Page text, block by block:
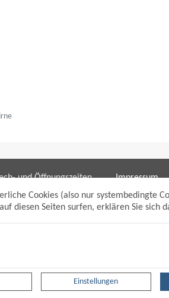
Cookies (also nur systembedingte
diesen Seiten surfen, erklären Sie sich
Einstellungen
und Öffnungszeiten
Impressum
Sitemap
Suche